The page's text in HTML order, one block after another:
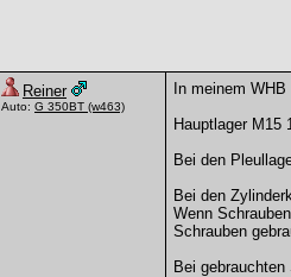
Reiner
Auto: G 350BT (w463)
In meinem
Hauptlager M15
Bei den
Bei den
Wenn
Schrauben
Bei